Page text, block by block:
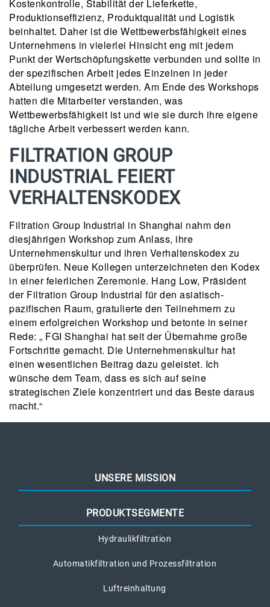
Kostenkontrolle, Stabilität der Lieferkette,
Produktionseffizienz, Produktqualität und Logistik
beinhaltet. Daher ist die Wettbewerbsfähigkeit eines
Unternehmens in vielerlei Hinsicht eng mit jedem
Punkt der Wertschöpfungskette verbunden und sollte in
der spezifischen Arbeit jedes Einzelnen in jeder
Abteilung umgesetzt werden. Am Ende des Workshops
hatten die Mitarbeiter verstanden, was
Wettbewerbsfähigkeit ist und wie sie durch ihre eigene
tägliche Arbeit verbessert werden kann.
FILTRATION GROUP
INDUSTRIAL FEIERT
VERHALTENSKODEX
Filtration Group Industrial in Shanghai nahm den
diesjährigen Workshop zum Anlass, ihre
Unternehmenskultur und ihren Verhaltenskodex zu
überprüfen. Neue Kollegen unterzeichneten den Kodex
in einer feierlichen Zeremonie. Hang Low, Präsident
der Filtration Group Industrial für den asiatisch-
pazifischen Raum, gratulierte den Teilnehmern zu
einem erfolgreichen Workshop und betonte in seiner
Rede: „ FGI Shanghai hat seit der Übernahme große
Fortschritte gemacht. Die Unternehmenskultur hat
einen wesentlichen Beitrag dazu geleistet. Ich
wünsche dem Team, dass es sich auf seine
strategischen Ziele konzentriert und das Beste daraus
macht.“
UNSERE MISSION
PRODUKTSEGMENTE
Hydraulikfiltration
Automatikfiltration und Prozessfiltration
Luftreinhaltung